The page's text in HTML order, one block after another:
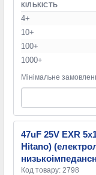
КІЛЬКІСТЬ
4+
10+
100+
1000+
Мінімальне
47uF 25V EXR
Hitano)
Код товару: 2798